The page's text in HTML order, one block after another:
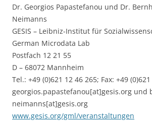
Dr. Georgios Papastefanou und Dr.
Neimanns
GESIS – Leibniz-Institut für
German Microdata Lab
Postfach 12 21 55
D – 68072 Mannheim
Tel.: +49 (0)621 12 46 265; Fax: +49
georgios.papastefanou[at]gesis.org und
neimanns[at]gesis.org
www.gesis.org/gml/veranstaltungen